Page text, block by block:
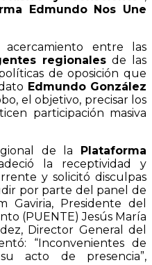
Edmundo Nos Une
entre las
regionales de las
de oposición que
Edmundo González
el objetivo, precisar los
participación masiva
de la
Plataforma
la receptividad y
y solicitó disculpas
por parte del panel de
Gaviria, Presidente del
(PUENTE) Jesús María
Director General del
“Inconvenientes de
acto de presencia”,